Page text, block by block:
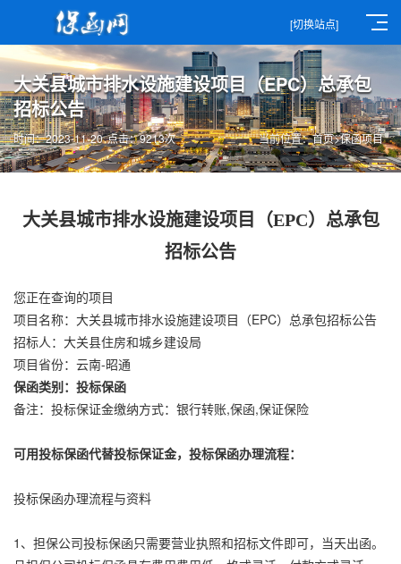
[切换站点]
大关县城市排水设施建设项目（EPC）总承包
招标公告
当前位置：首页>保函项目
时间：2023-11-20 点击：9213次
大关县城市排水设施建设项目（EPC）总承包
招标公告
您正在查询的项目
项目名称：大关县城市排水设施建设项目（EPC）总承包招标公告
招标人：大关县住房和城乡建设局
项目省份：云南-昭通
保函类别：投标保函
备注：投标保证金缴纳方式：银行转账,保函,保证保险
可用投标保函代替投标保证金，投标保函办理流程：
投标保函办理流程与资料
1、担保公司投标保函只需要营业执照和招标文件即可，当天出函。